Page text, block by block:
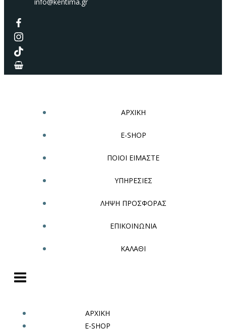
ΑΡΧΙΚΗ
E-SHOP
ΠΟΙΟΙ ΕΙΜΑΣΤΕ
ΥΠΗΡΕΣΙΕΣ
ΛΗΨΗ ΠΡΟΣΦΟΡΑΣ
ΕΠΙΚΟΙΝΩΝΙΑ
ΚΑΛΑΘΙ
ΑΡΧΙΚΗ
E-SHOP